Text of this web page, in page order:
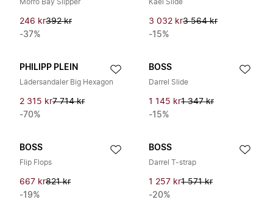
Morro Bay Slipper
246 kr392 kr
-37%
Kael Slide
3 032 kr3 564 kr
-15%
PHILIPP PLEIN
Lädersandaler Big Hexagon
2 315 kr7 714 kr
-70%
BOSS
Darrel Slide
1 145 kr1 347 kr
-15%
BOSS
Flip Flops
667 kr821 kr
-19%
BOSS
Darrel T-strap
1 257 kr1 571 kr
-20%